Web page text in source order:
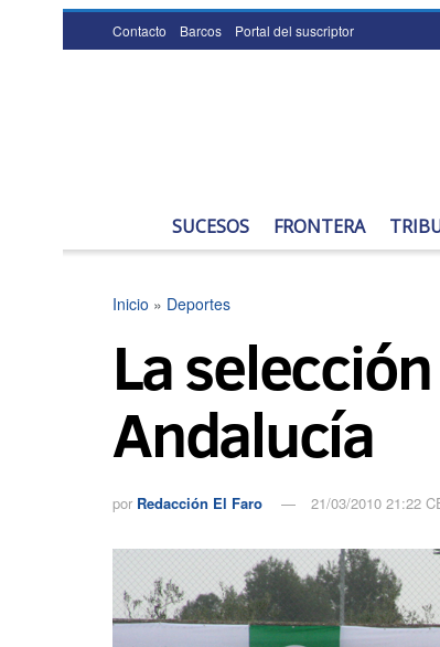
Contacto Barcos Portal del suscriptor
SUCESOS FRONTERA
Inicio » Deportes
La
Andalucía
por Redacción El Faro 21/03/2010 21:22